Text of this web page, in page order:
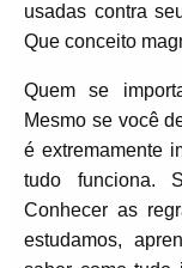
usadas contra
Que conceito
Quem se
Mesmo se você
é extremamente
tudo funciona.
Conhecer as
estudamos,